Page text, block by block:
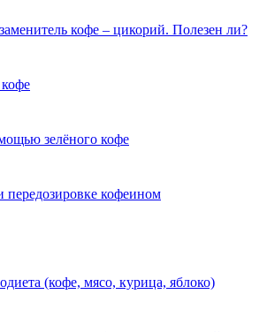
кофе – цикорий. Полезен ли?
зелёного кофе
передозировке кофеином
(кофе, мясо, курица, яблоко)